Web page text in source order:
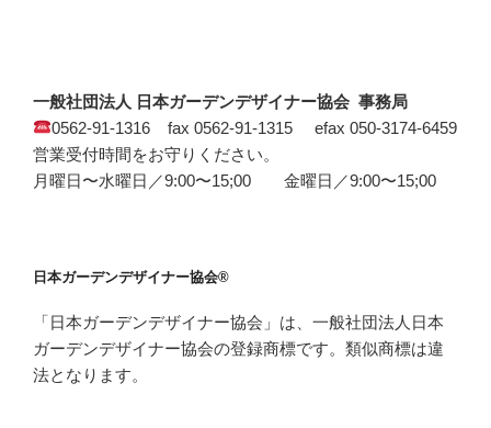
一般社団法人 日本ガーデンデザイナー協会 事務局
0562-91-1316 fax 0562-91-1315 efax 050-3174-6459
営業受付時間をお守りください。
月曜日〜水曜日／9:00〜15;00 金曜日／9:00〜15;00
日本ガーデンデザイナー協会®
「日本ガーデンデザイナー協会」は、一般社団法人日本
ガーデンデザイナー協会の登録商標です。類似商標は違
法となります。